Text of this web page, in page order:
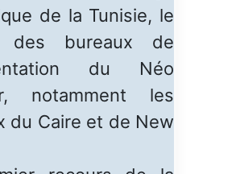
de la Tunisie, le
des bureaux de
du Néo
notamment les
du Caire et de New